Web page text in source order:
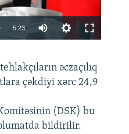
360p 480p
1080p
5:23
360p
480p
720p
1080p
əczaçılıq
çəkdiyi xərc 24,9
(DSK) bu
bildirilir.